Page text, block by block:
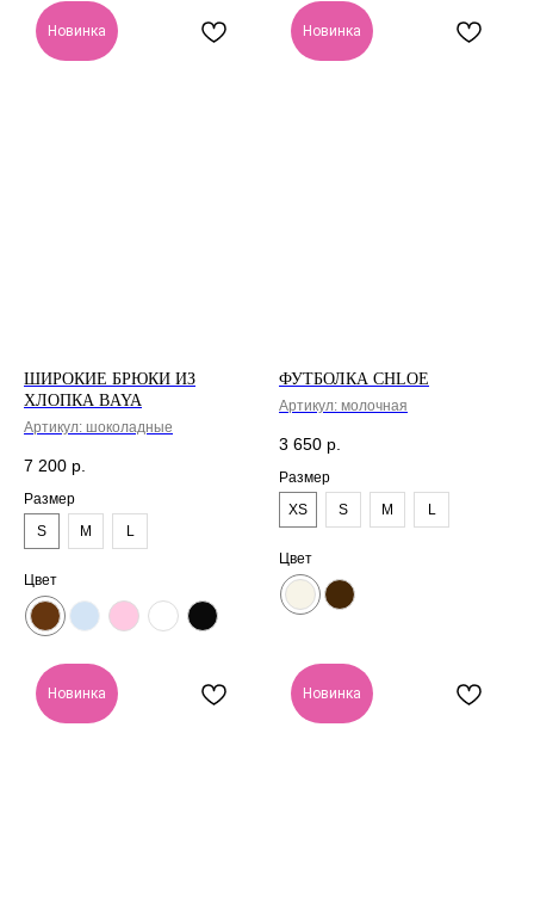
Новинка
ШИРОКИЕ БРЮКИ ИЗ
ХЛОПКА BAYA
Артикул: шоколадные
7 200 р.
Размер
S
M L
Цвет
Новинка
ФУТБОЛКА CHLOE
Артикул: молочная
3 650 р.
Размер
XS
S M L
Цвет
Новинка Новинка
на территории РФ